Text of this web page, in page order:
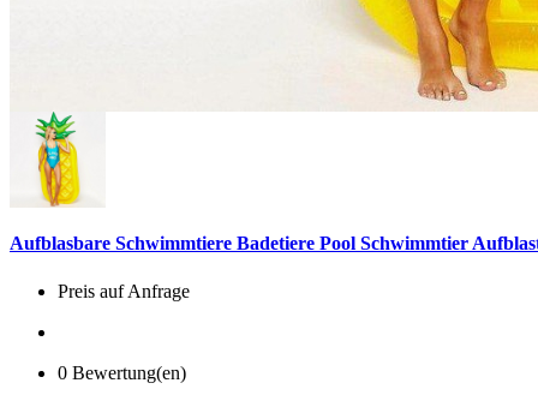
Aufblasbare Schwimmtiere Badetiere Pool Schwimmtier
Preis auf Anfrage
0 Bewertung(en)